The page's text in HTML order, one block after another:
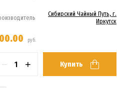
Сибирский Чайный Путь, г.
Иркутск
руб.
− + Купить